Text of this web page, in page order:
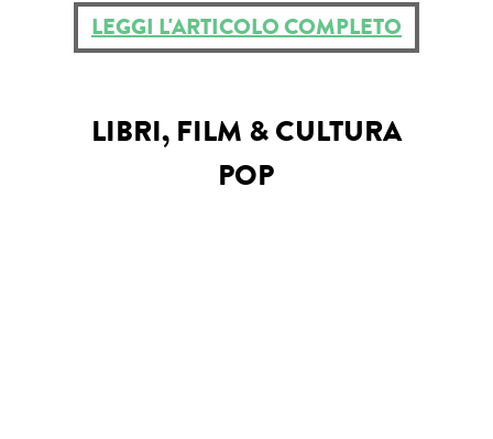
Roba da nerds
Chi siamo
L'ARTICOLO COMPLETO
LIBRI, FILM & CULTURA
POP